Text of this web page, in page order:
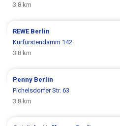
3.8 km
REWE Berlin
Kurfürstendamm 142
3.8 km
Penny Berlin
Pichelsdorfer Str. 63
3.8 km